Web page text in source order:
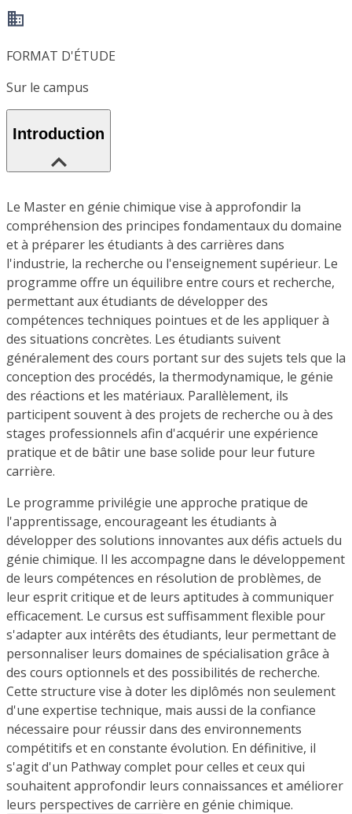
FORMAT D'ÉTUDE
Sur le campus
Introduction
Le Master en génie chimique vise à approfondir la
compréhension des principes fondamentaux du domaine
et à préparer les étudiants à des carrières dans
l'industrie, la recherche ou l'enseignement supérieur. Le
programme offre un équilibre entre cours et recherche,
permettant aux étudiants de développer des
compétences techniques pointues et de les appliquer à
des situations concrètes. Les étudiants suivent
généralement des cours portant sur des sujets tels que la
conception des procédés, la thermodynamique, le génie
des réactions et les matériaux. Parallèlement, ils
participent souvent à des projets de recherche ou à des
stages professionnels afin d'acquérir une expérience
pratique et de bâtir une base solide pour leur future
carrière.
Le programme privilégie une approche pratique de
l'apprentissage, encourageant les étudiants à
développer des solutions innovantes aux défis actuels du
génie chimique. Il les accompagne dans le développement
de leurs compétences en résolution de problèmes, de
leur esprit critique et de leurs aptitudes à communiquer
efficacement. Le cursus est suffisamment flexible pour
s'adapter aux intérêts des étudiants, leur permettant de
personnaliser leurs domaines de spécialisation grâce à
des cours optionnels et des possibilités de recherche.
Cette structure vise à doter les diplômés non seulement
d'une expertise technique, mais aussi de la confiance
nécessaire pour réussir dans des environnements
compétitifs et en constante évolution. En définitive, il
s'agit d'un Pathway complet pour celles et ceux qui
souhaitent approfondir leurs connaissances et améliorer
leurs perspectives de carrière en génie chimique.